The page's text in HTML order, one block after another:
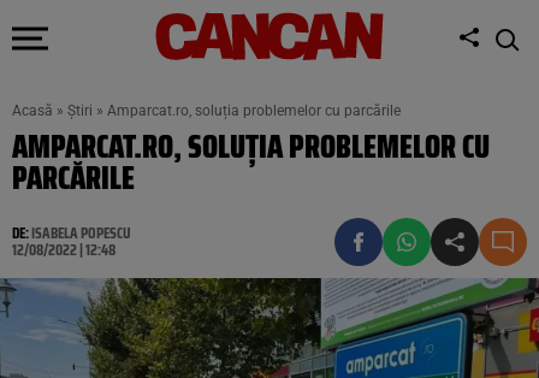
Acasă » Știri » Amparcat.ro, soluția problemelor cu parcările
AMPARCAT.RO, SOLUȚIA PROBLEMELOR CU
PARCĂRILE
DE:ISABELA POPESCU
12/08/2022 | 12:48